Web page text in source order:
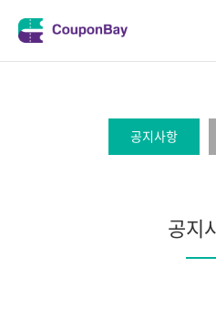
공지사항
공지